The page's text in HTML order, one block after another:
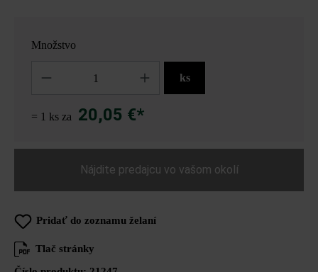
Množstvo
ks
= 1 ks za 20,05 €*
Nájdite predajcu vo vašom okolí
Pridať do zoznamu želaní
Tlač stránky